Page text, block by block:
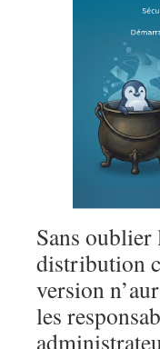
Sans oublier
distribution
version
les